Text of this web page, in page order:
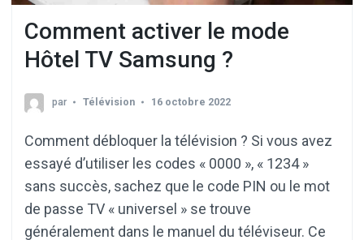
Comment activer le mode
Hôtel TV Samsung ?
par Télévision 16 octobre 2022
Comment débloquer la télévision ? Si vous avez
essayé d’utiliser les codes « 0000 », « 1234 »
sans succès, sachez que le code PIN ou le mot
de passe TV « universel » se trouve
généralement dans le manuel du téléviseur. Ce